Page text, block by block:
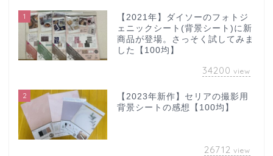
1
【2021年】ダイソーのフォトジ
ェニックシート(背景シート)に新
商品が登場。さっそく試してみま
した【100均】
34200 view
2
【2023年新作】セリアの撮影用
背景シートの感想【100均】
26712 view